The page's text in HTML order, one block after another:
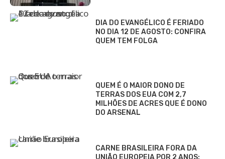
DIA DO EVANGÉLICO É FERIADO
NO DIA 12 DE AGOSTO: CONFIRA
QUEM TEM FOLGA
QUEM É O MAIOR DONO DE
TERRAS DOS EUA COM 2,7
MILHÕES DE ACRES QUE É DONO
DO ARSENAL
CARNE BRASILEIRA FORA DA